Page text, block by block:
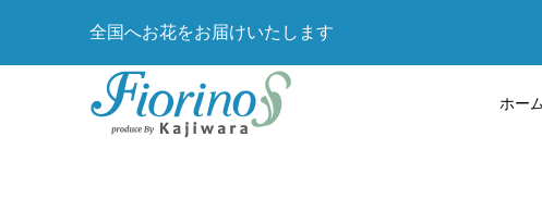
全国へお花をお届けいたします
ホー